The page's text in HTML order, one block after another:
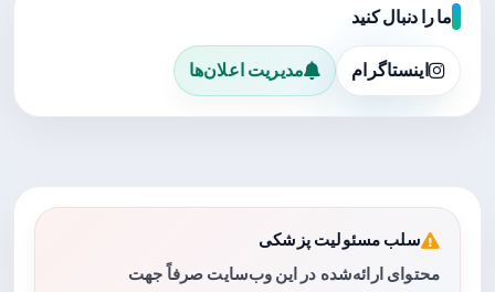
ما را دنبال کنید
اینستاگرام مدیریت اعلان‌ها
سلب مسئولیت پزشکی
محتوای ارائه‌شده در این وب‌سایت صرفاً جهت